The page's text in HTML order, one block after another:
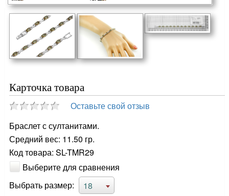
Карточка товара
Оставьте свой отзыв
Браслет с султанитами.
Средний вес: 11.50 гр.
Код товара: SL-TMR29
Выберите для сравнения
Выбрать размер:
18